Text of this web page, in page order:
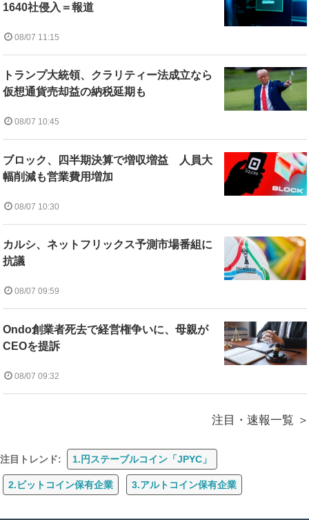
1640社侵入＝報道
08/07 11:15
トランプ大統領、クラリティー法成立なら
仮想通貨売却益の納税延期も
08/07 10:45
ブロック、四半期決算で増収増益 人員大
幅削減も営業費用増加
08/07 10:30
カルシ、ネットフリックス予測市場番組に
抗議
08/07 09:59
Ondo創業者死去で経営権争いに、母親が
CEOを提訴
08/07 09:32
注目・速報一覧
注目トレンド: 1.円ステーブルコイン「JPYC」
2.ビットコイン保有企業 3.アルトコイン保有企業